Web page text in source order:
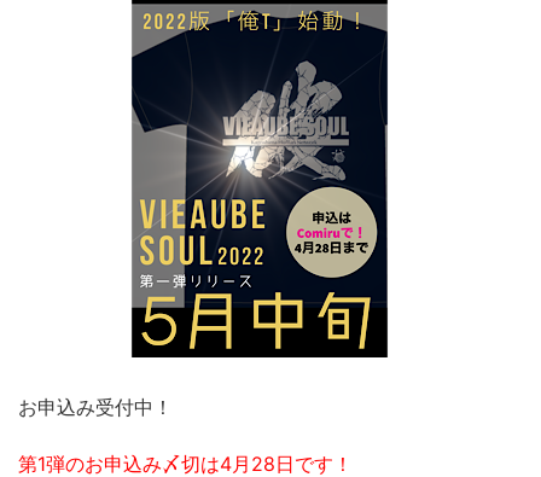
お申込み受付中！
第1弾のお申込み〆切は4月28日です！